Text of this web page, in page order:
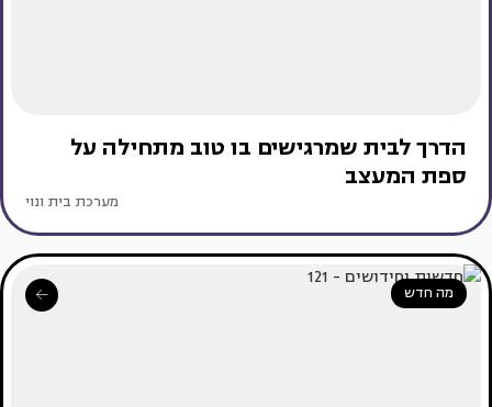
הדרך לבית שמרגישים בו טוב מתחילה על
ספת המעצב
מערכת בית ונוי
מה חדש